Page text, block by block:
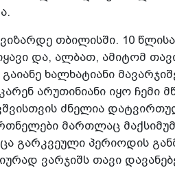
თბილისში. 10
და, ალბათ, ამიტომ
ხალხატიანი
არუთინიანი იყო
ძნელია
მართლაც
გარკვეული პერიოდის
ვარჯიშს თავი